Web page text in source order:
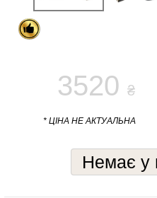
3520 ₴
* ЦІНА НЕ АКТУАЛЬНА
Немає у